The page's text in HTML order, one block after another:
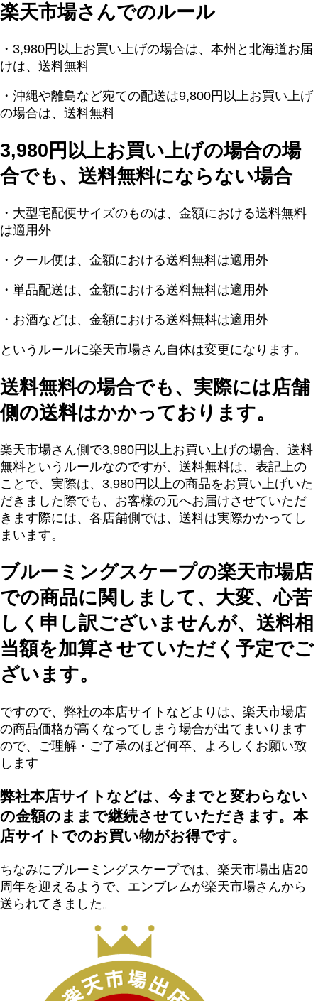
楽天市場さんでのルール
・3,980円以上お買い上げの場合は、本州と北海道お届
けは、送料無料
・沖縄や離島など宛ての配送は9,800円以上お買い上げ
の場合は、送料無料
3,980円以上お買い上げの場合の場
合でも、送料無料にならない場合
・大型宅配便サイズのものは、金額における送料無料
は適用外
・クール便は、金額における送料無料は適用外
・単品配送は、金額における送料無料は適用外
・お酒などは、金額における送料無料は適用外
というルールに楽天市場さん自体は変更になります。
送料無料の場合でも、実際には店舗
側の送料はかかっております。
楽天市場さん側で3,980円以上お買い上げの場合、送料
無料というルールなのですが、送料無料は、表記上の
ことで、実際は、3,980円以上の商品をお買い上げいた
だきました際でも、お客様の元へお届けさせていただ
きます際には、各店舗側では、送料は実際かかってし
まいます。
ブルーミングスケープの楽天市場店
での商品に関しまして、大変、心苦
しく申し訳ございませんが、送料相
当額を加算させていただく予定でご
ざいます。
ですので、弊社の本店サイトなどよりは、楽天市場店
の商品価格が高くなってしまう場合が出てまいります
ので、ご理解・ご了承のほど何卒、よろしくお願い致
します
弊社本店サイトなどは、今までと変わらない
の金額のままで継続させていただきます。本
店サイトでのお買い物がお得です。
ちなみにブルーミングスケープでは、楽天市場出店20
周年を迎えるようで、エンブレムが楽天市場さんから
送られてきました。